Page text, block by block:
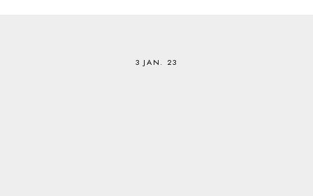
3 JAN. 23